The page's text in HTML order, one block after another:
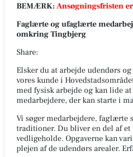
BEMÆRK: Ansøgningsfristen
Faglærte og ufaglærte
omkring Tingbjerg
Share:
Elsker du at arbejde udendørs
vores kunde i
med fysisk arbejde og kan lide
medarbejdere, der kan starte i
Vi søger medarbejdere,
traditioner. Du bliver en del af et
vedligeholde. Opgaverne kan
plejen af de udendørs arealer.